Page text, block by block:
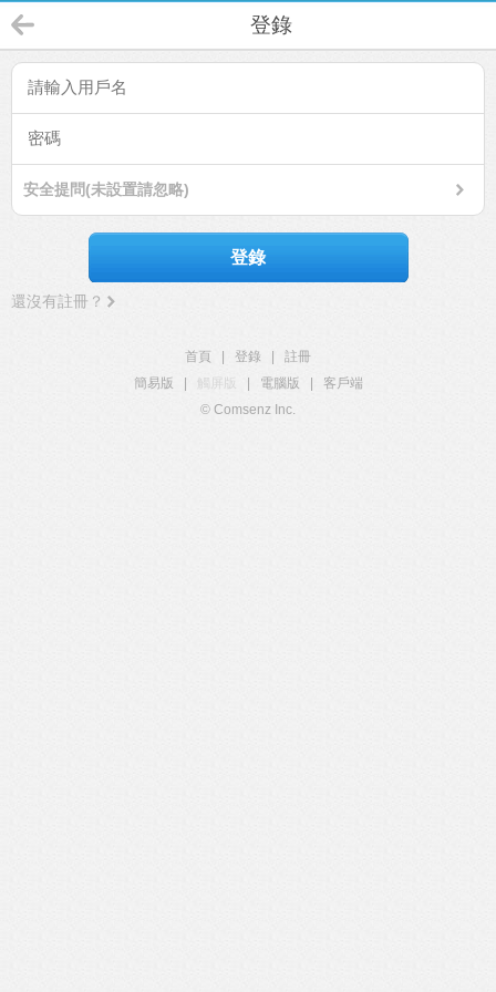
登錄
安全提問(未設置請忽略)
登錄
還沒有註冊？
首頁 登錄
註冊
簡易版
觸屏版 電腦版
客戶端
© Comsenz Inc.